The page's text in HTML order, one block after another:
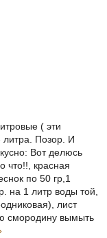
( эти
литра. Позор. И
Вот делюсь
что!!, красная
по 50 гр,1
на 1 литр воды той,
лист
смородину вымыть